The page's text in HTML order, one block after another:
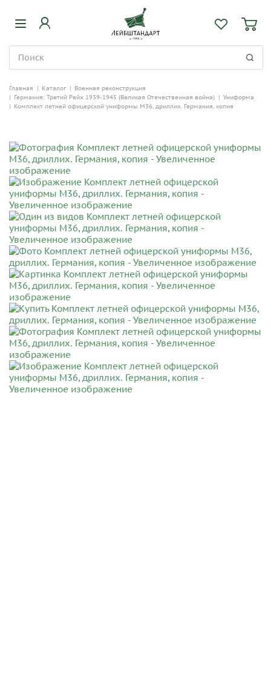
Главная | Каталог | Военная реконструкция
| Германия: Третий Рейх 1939-1945 (Великая Отечественная война) | Униформа
| Комплект летней офицерской униформы М36, дриллих. Германия, копия